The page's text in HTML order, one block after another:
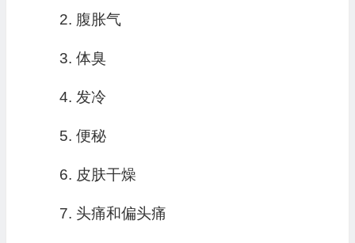
2. 腹胀气
3. 体臭
4. 发冷
5. 便秘
6. 皮肤干燥
7. 头痛和偏头痛